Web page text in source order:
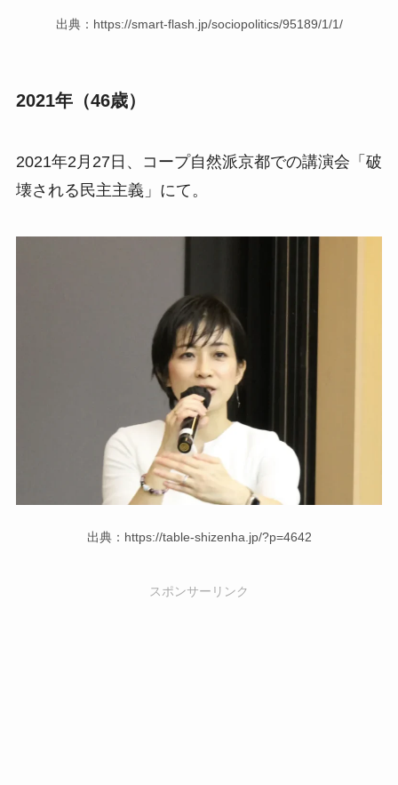
出典：https://smart-flash.jp/sociopolitics/95189/1/1/
2021年（46歳）
2021年2月27日、コープ自然派京都での講演会「破
壊される民主主義」にて。
出典：https://table-shizenha.jp/?p=4642
スポンサーリンク